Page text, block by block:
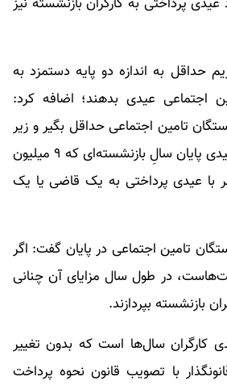
پرداختی به کارگران بازنشسته نیز
حداقل به اندازه دو پایه دستمزد به
اجتماعی عیدی بدهند؛ اضافه کرد:
بازنشستگان تامین اجتماعی حداقل بگیر و زیر
خط فقر هستند؛ چرا عیدی پایان سالِ بازنشسته‌ای که ۹ میلیون
با عیدی پرداختی به یک قاضی یا یک
تامین اجتماعی در پایان گفت: اگر
در طول سال مزایای آن چنانی
بازنشسته بپردازند.
کارگران سال‌ها است که بدون تغییر
با تصویب قانون نحوه پرداخت